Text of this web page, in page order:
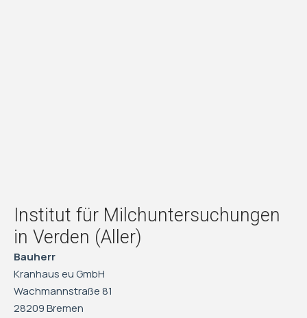
Institut für Milchuntersuchungen
in Verden (Aller)
Bauherr
Kranhaus eu GmbH
Wachmannstraße 81
28209 Bremen